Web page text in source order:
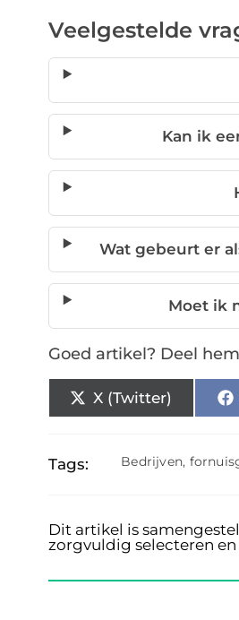
Veelgestelde
Kan ik
Wat gebeurt er
Moet ik
Goed artikel? Deel
X (Twitter)
Tags: Bedrijven,
Dit artikel is
zorgvuldig selecteren